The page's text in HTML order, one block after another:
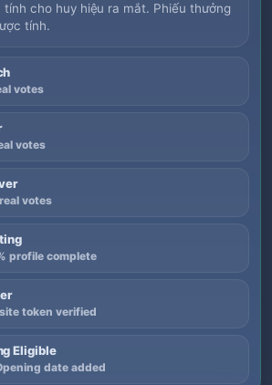
cho huy hiệu ra mắt. Phiếu thưởng
tính.
votes
votes
votes
profile complete
token verified
Eligible
date added